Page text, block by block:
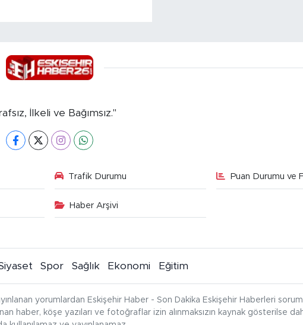
İlkeli ve Bağımsız."
Trafik Durumu Puan Durumu ve
Haber Arşivi
Spor Sağlık Ekonomi Eğitim
yorumlardan Eskişehir Haber - Son Dakika Eskişehir Haberleri
haber, köşe yazıları ve fotoğraflar izin alınmaksızın kaynak gösterilse